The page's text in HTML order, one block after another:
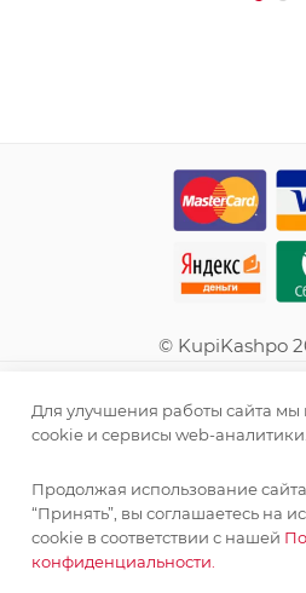
© KupiKashpo
ПОМОЩЬ
Для улучшения работы сайта мы
cookie и сервисы web-аналитики.
Продолжая использование
“Принять”, вы соглашаетесь на
cookie в соответствии с нашей
конфиденциальности.